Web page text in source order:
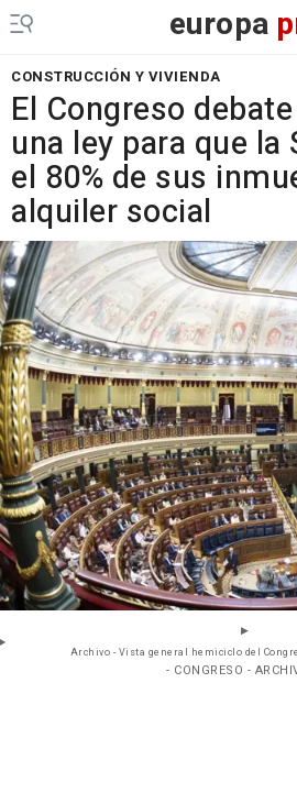
europa
CONSTRUCCIÓN Y VIVIENDA
El Congreso
una ley para que la
el 80% de sus
alquiler social
Archivo - Vista general hemiciclo del
- CONGRESO -